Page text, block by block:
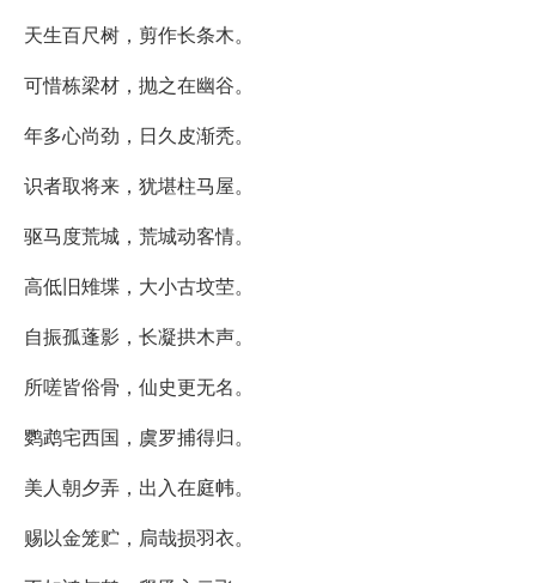
天生百尺树，剪作长条木。
可惜栋梁材，抛之在幽谷。
年多心尚劲，日久皮渐秃。
识者取将来，犹堪柱马屋。
驱马度荒城，荒城动客情。
高低旧雉堞，大小古坟茔。
自振孤蓬影，长凝拱木声。
所嗟皆俗骨，仙史更无名。
鹦鹉宅西国，虞罗捕得归。
美人朝夕弄，出入在庭帏。
赐以金笼贮，扃哉损羽衣。